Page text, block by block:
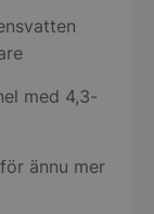
med 4,3-
ännu mer